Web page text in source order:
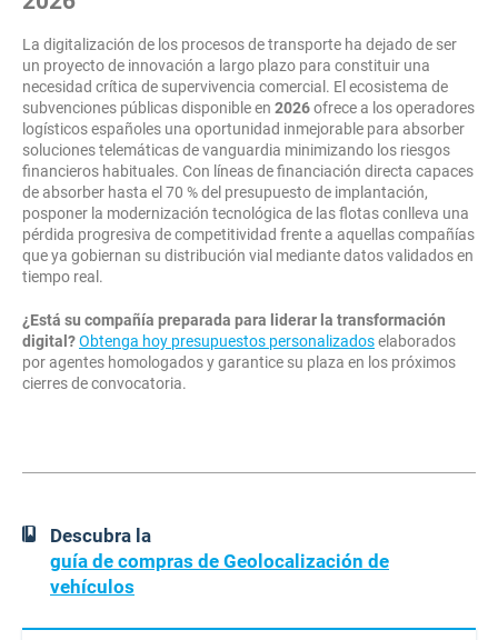
La digitalización de los procesos de transporte ha dejado de ser
un proyecto de innovación a largo plazo para constituir una
necesidad crítica de supervivencia comercial. El ecosistema de
subvenciones públicas disponible en 2026ofrece a los operadores
logísticos españoles una oportunidad inmejorable para absorber
soluciones telemáticas de vanguardia minimizando los riesgos
financieros habituales. Con líneas de financiación directa capaces
de absorber hasta el 70 % del presupuesto de implantación,
posponer la modernización tecnológica de las flotas conlleva una
pérdida progresiva de competitividad frente a aquellas compañías
que ya gobiernan su distribución vial mediante datos validados en
tiempo real.
¿Está su compañía preparada para liderar la transformación
digital?Obtenga hoy presupuestos personalizadoselaborados
por agentes homologados y garantice su plaza en los próximos
cierres de convocatoria.
Descubra la
guía de compras de Geolocalización de
vehículos